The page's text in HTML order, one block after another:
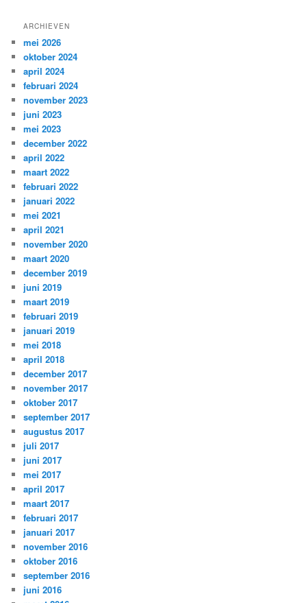
ARCHIEVEN
mei 2026
oktober 2024
april 2024
februari 2024
november 2023
juni 2023
mei 2023
december 2022
april 2022
maart 2022
februari 2022
januari 2022
mei 2021
april 2021
november 2020
maart 2020
december 2019
juni 2019
maart 2019
februari 2019
januari 2019
mei 2018
april 2018
december 2017
november 2017
oktober 2017
september 2017
augustus 2017
juli 2017
juni 2017
mei 2017
april 2017
maart 2017
februari 2017
januari 2017
november 2016
oktober 2016
september 2016
juni 2016